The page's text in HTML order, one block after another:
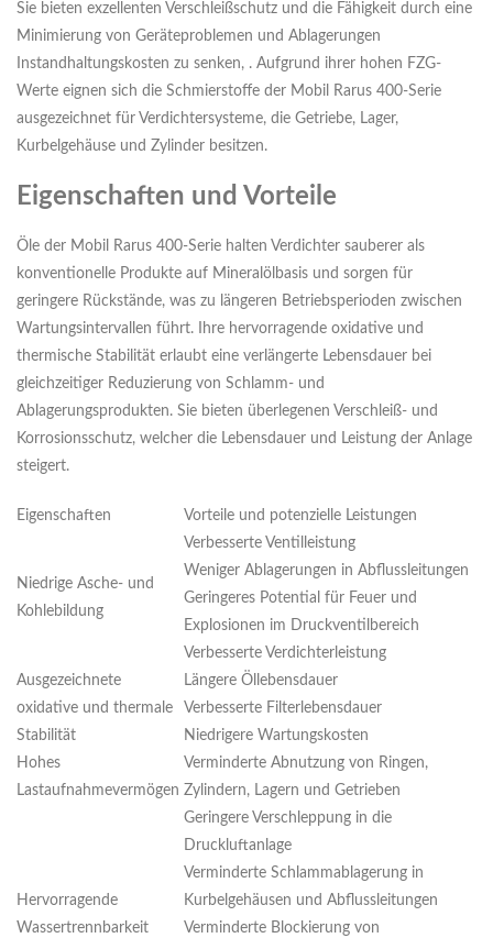
Sie bieten exzellenten Verschleißschutz und die Fähigkeit durch eine
Minimierung von Geräteproblemen und Ablagerungen
Instandhaltungskosten zu senken, . Aufgrund ihrer hohen FZG-
Werte eignen sich die Schmierstoffe der Mobil Rarus 400-Serie
ausgezeichnet für Verdichtersysteme, die Getriebe, Lager,
Kurbelgehäuse und Zylinder besitzen.
Eigenschaften und Vorteile
Öle der Mobil Rarus 400-Serie halten Verdichter sauberer als
konventionelle Produkte auf Mineralölbasis und sorgen für
geringere Rückstände, was zu längeren Betriebsperioden zwischen
Wartungsintervallen führt. Ihre hervorragende oxidative und
thermische Stabilität erlaubt eine verlängerte Lebensdauer bei
gleichzeitiger Reduzierung von Schlamm- und
Ablagerungsprodukten. Sie bieten überlegenen Verschleiß- und
Korrosionsschutz, welcher die Lebensdauer und Leistung der Anlage
steigert.
Eigenschaften Vorteile und potenzielle Leistungen
Niedrige Asche- und
Kohlebildung
Verbesserte Ventilleistung
Weniger Ablagerungen in Abflussleitungen
Geringeres Potential für Feuer und
Explosionen im Druckventilbereich
Verbesserte Verdichterleistung
Ausgezeichnete
oxidative und thermale
Stabilität
Längere Öllebensdauer
Verbesserte Filterlebensdauer
Niedrigere Wartungskosten
Hohes
Lastaufnahmevermögen
Verminderte Abnutzung von Ringen,
Zylindern, Lagern und Getrieben
Hervorragende
Wassertrennbarkeit
Geringere Verschleppung in die
Druckluftanlage
Verminderte Schlammablagerung in
Kurbelgehäusen und Abflussleitungen
Verminderte Blockierung von